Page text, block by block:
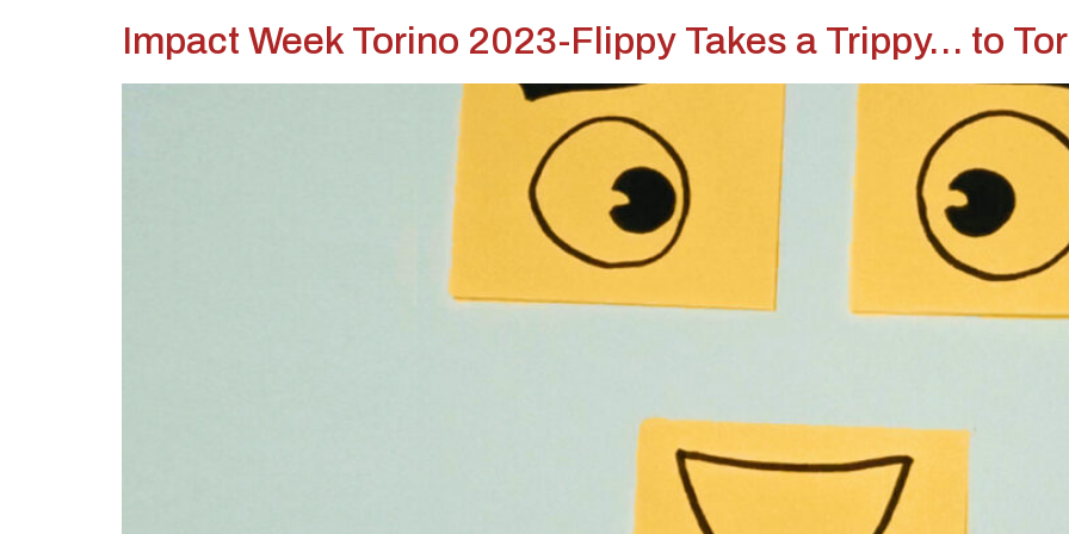
Impact Week Torino 2023-Flippy Takes a Trippy… to